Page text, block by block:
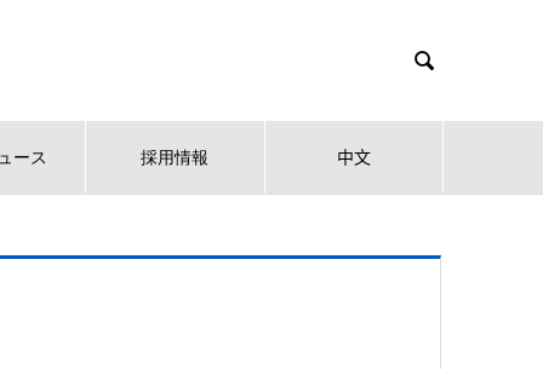

ース 採用情報 中文